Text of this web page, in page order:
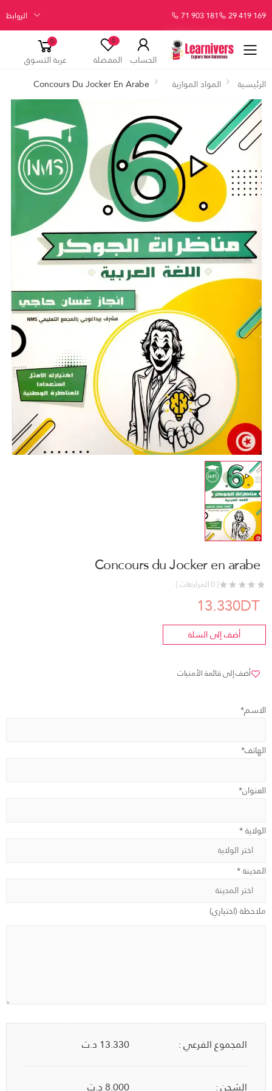
29 419 169
71 903 181 الروابط
الحساب
0
المفضلة
0
عربة التسوق
الرئيسية
المواد الموازية Concours Du Jocker En Arabe
Concours du Jocker en arabe
( 0 المراجعات )
13.330DT
أضف إلى السلة
أضف إلى قائمة الأمنيات
الاسم*
الهاتف*
العنوان*
الولاية *
المدينة *
ملاحظة (اختياري)
المجموع الفرعي : 13.330 د.ت
الشحن : 8.000 د.ت